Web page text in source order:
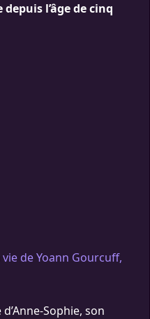
l’âge de cinq
de Yoann Gourcuff,
Sophie, son